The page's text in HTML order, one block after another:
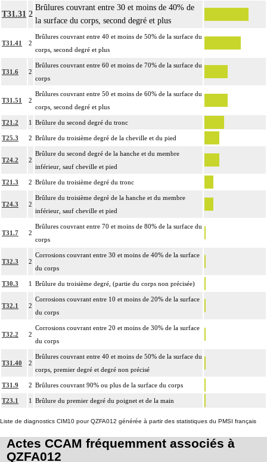
T31.31 2
Brûlures couvrant entre 30 et moins de 40% de
la surface du corps, second degré et plus
T31.41 2
Brûlures couvrant entre 40 et moins de 50% de la surface du
corps, second degré et plus
T31.6 2
Brûlures couvrant entre 60 et moins de 70% de la surface du
corps
T31.51 2
Brûlures couvrant entre 50 et moins de 60% de la surface du
corps, second degré et plus
T21.2 1 Brûlure du second degré du tronc
T25.3 2 Brûlure du troisième degré de la cheville et du pied
T24.2 2
Brûlure du second degré de la hanche et du membre
inférieur, sauf cheville et pied
T21.3 2 Brûlure du troisième degré du tronc
T24.3 2
Brûlure du troisième degré de la hanche et du membre
inférieur, sauf cheville et pied
T31.7 2
Brûlures couvrant entre 70 et moins de 80% de la surface du
corps
T32.3 2
Corrosions couvrant entre 30 et moins de 40% de la surface
du corps
T30.3 1 Brûlure du troisième degré, (partie du corps non précisée)
T32.1 2
Corrosions couvrant entre 10 et moins de 20% de la surface
du corps
T32.2 2
Corrosions couvrant entre 20 et moins de 30% de la surface
du corps
T31.40 2
Brûlures couvrant entre 40 et moins de 50% de la surface du
corps, premier degré et degré non précisé
T31.9 2 Brûlures couvrant 90% ou plus de la surface du corps
T23.1 1 Brûlure du premier degré du poignet et de la main
Liste de diagnostics CIM10 pour QZFA012 générée à partir des statistiques du PMSI français
Actes CCAM fréquemment associés à
QZFA012